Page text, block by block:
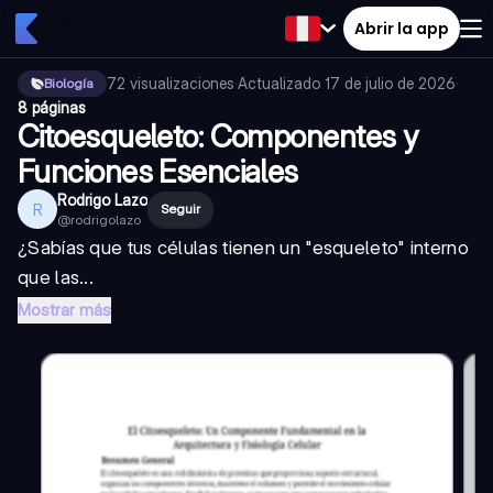
Abrir la app
Biología 72 visualizaciones·Actualizado 17 de julio de 2026·
8 páginas
Citoesqueleto: Componentes y
Funciones Esenciales
R Rodrigo Lazo
@rodrigolazo
Seguir
¿Sabías que tus células tienen un "esqueleto" interno
que las...
Mostrar más